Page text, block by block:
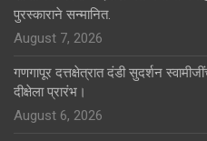
पुरस्काराने सन्मानित.
August 7, 2026
गणगापूर दत्तक्षेत्रात दंडी सुदर्शन
दीक्षेला प्रारंभ।
August 6, 2026